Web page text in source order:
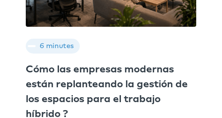
6 minutes
Cómo las empresas modernas
están replanteando la gestión de
los espacios para el trabajo
híbrido ?